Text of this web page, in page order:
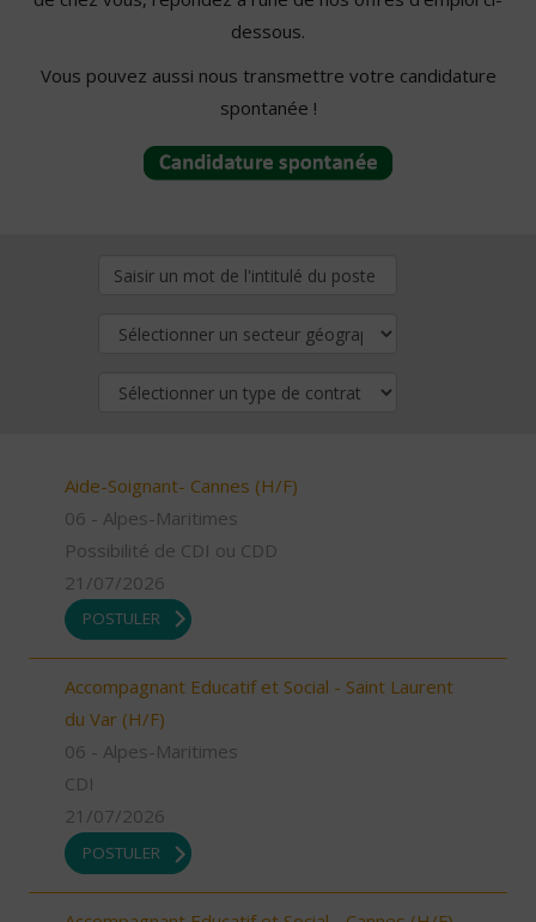
dessous.
Vous pouvez aussi nous transmettre votre candidature
spontanée !
Aide-Soignant- Cannes (H/F)
06 - Alpes-Maritimes
Possibilité de CDI ou CDD
21/07/2026
POSTULER
Accompagnant Educatif et Social - Saint Laurent
du Var (H/F)
06 - Alpes-Maritimes
CDI
21/07/2026
POSTULER